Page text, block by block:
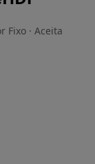
Fixo · Aceita